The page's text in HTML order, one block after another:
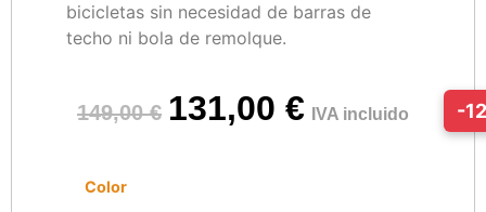
bicicletas sin necesidad de barras de
techo ni bola de remolque.
149,00€ 131,00 € IVA incluido -
Color